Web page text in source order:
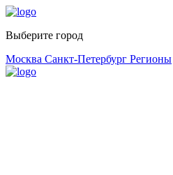
Выберите город
Москва Санкт-Петербург Регионы